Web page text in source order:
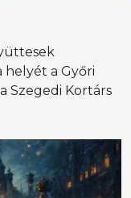
helyét a Győri
Szegedi Kortárs